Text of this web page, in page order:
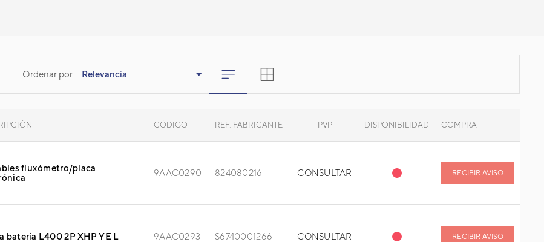
Ordenar por Relevancia
CÓDIGO REF. FABRICANTE PVP DISPONIBILIDAD COMPRA
fluxómetro/placa
9AAC0290 824080216 CONSULTAR RECIBIR AVISO
batería L400 2P XHP YE L 9AAC0293 S6740001266 CONSULTAR RECIBIR AVISO